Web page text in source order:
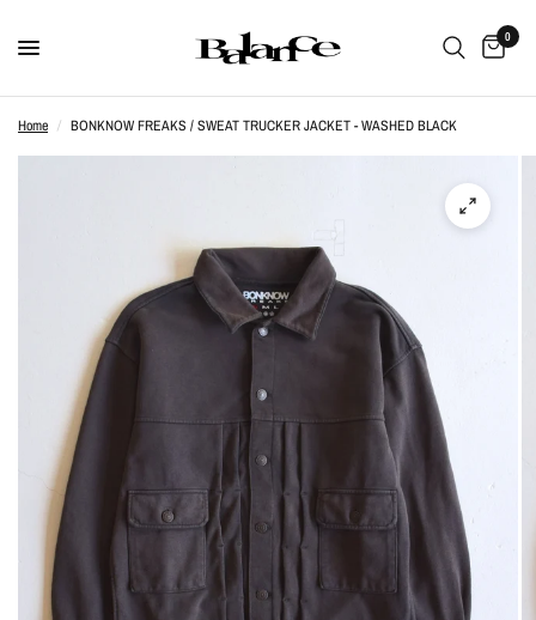
0
Home / BONKNOW FREAKS / SWEAT TRUCKER JACKET - WASHED BLACK